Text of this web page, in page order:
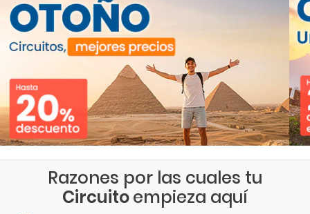
Razones por las cuales tu
Circuitoempieza aquí